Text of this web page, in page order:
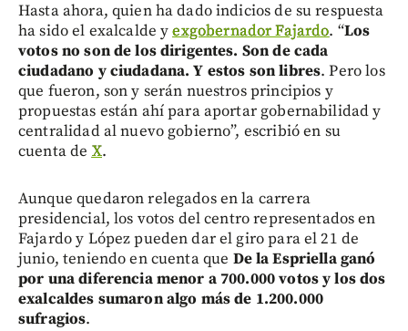
Hasta ahora, quien ha dado indicios de su respuesta
ha sido el exalcalde yexgobernador Fajardo. “Los
votos no son de los dirigentes. Son de cada
ciudadano y ciudadana. Y estos son libres. Pero los
que fueron, son y serán nuestros principios y
propuestas están ahí para aportar gobernabilidad y
centralidad al nuevo gobierno”, escribió en su
cuenta de X.
Aunque quedaron relegados en la carrera
presidencial, los votos del centro representados en
Fajardo y López pueden dar el giro para el 21 de
junio, teniendo en cuenta que De la Espriella ganó
por una diferencia menor a 700.000 votos y los dos
exalcaldes sumaron algo más de 1.200.000
sufragios.